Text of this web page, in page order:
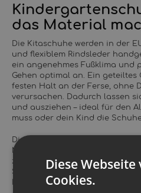
das Material
Die Kitaschuhe werden in der
und flexiblem Rindsleder
ein angenehmes Fußklima und
Gehen optimal an. Ein
festen Halt an der Ferse, ohne
verursachen. Dadurch lassen
und ausziehen – ideal für den
muss oder dein Kind die
Die Sohle besteht aus
Milchsaft von
zeichnet sich durch hohe
Strapazierfähigkeit aus,
Mit der Zeit wird die Sohle
Diese
Cookies.